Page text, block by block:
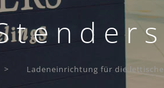
Ladeneinrichtung für die